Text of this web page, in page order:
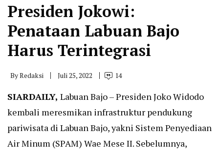
Presiden Jokowi:
Penataan Labuan Bajo
Harus Terintegrasi
ByRedaksi Juli 25, 2022 14
SIARDAILY, Labuan Bajo – Presiden Joko Widodo
kembali meresmikan infrastruktur pendukung
pariwisata di Labuan Bajo, yakni Sistem Penyediaan
Air Minum (SPAM) Wae Mese II. Sebelumnya,